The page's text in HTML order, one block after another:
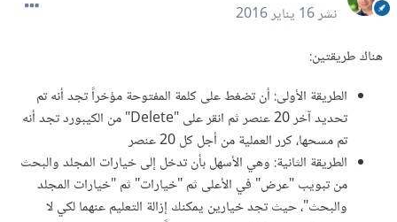
نشر16 يناير 2016
هناك طريقتين:
الطريقة الأولى: أن تضغط على كلمة المفتوحة مؤخراً تجد أنه تم
تحديد آخر 20 عنصر ثم انقر على "Delete" من الكيبورد تجد أنه
تم مسحها، كرر العملية من أجل كل 20 عنصر
الطريقة الثانية: وهي الأسهل بأن تدخل إلى خيارات المجلد والبحث
من تبويب "عرض" في الأعلى ثم "خيارات" ثم "خيارات المجلد
والبحث"، حيث تجد خيارين يمكنك إزالة التعليم عنهما لكي لا